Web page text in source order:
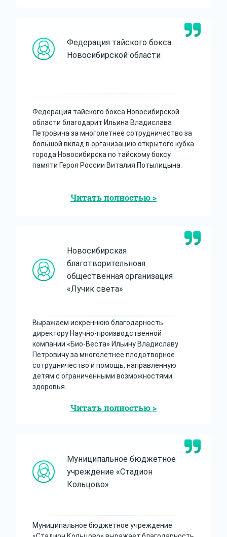
Федерация тайского бокса
Новосибирской области
Федерация тайского бокса Новосибирской
области благодарит Ильина Владислава
Петровича за многолетнее сотрудничество за
большой вклад в организацию открытого кубка
города Новосибирска по тайскому боксу
памяти Героя России Виталия Потылицына.
Читать полностью >
Новосибирская
благотворительноая
общественная организация
«Лучик света»
Выражаем искреннюю благодарность
директору Научно-производственной
компании «Био-Веста» Ильину Владиславу
Петровичу за многолетнее плодотворное
сотрудничество и помощь, направленную
детям с ограниченными возможностями
здоровья.
Читать полностью >
Муниципальное бюджетное
учреждение «Стадион
Кольцово»
Муниципальное бюджетное учреждение